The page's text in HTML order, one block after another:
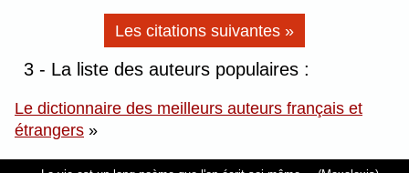
Les citations suivantes »
3 - La liste des auteurs populaires :
Le dictionnaire des meilleurs auteurs français et
étrangers »